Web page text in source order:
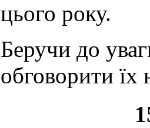
цього року.
Беручи до
обговорити їх